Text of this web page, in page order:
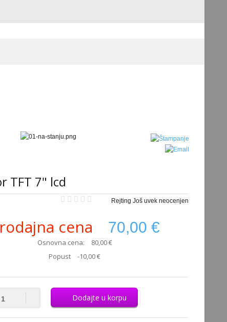
TFT 7" lcd
Rejting Još uvek neocenjen
cena 70,00 €
Osnovna cena:
80,00 €
Popust
-10,00 €
Dodajte u korpu